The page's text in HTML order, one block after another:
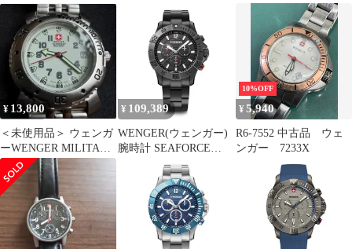
CHRONO (シーフォー
ス クロノ) ギフト
01.0643.117 クォーツ
[国内正規品] 0
クオーツ ブラック メン
ズ WENGER
¥ 13,800
＜未使用品＞ ウェンガ
ーWENGER MILITARY
SWISS クウォーツ
¥ 109,389
WENGER(ウェンガー)
腕時計 SEAFORCE
CHRONO (シーフォー
ス クロノ) ギフト
01.0643.121 クォーツ
[国内正規品] 0
10%OFF
¥5,940
R6-7552 中古品 ウェ
ンガー 7233X